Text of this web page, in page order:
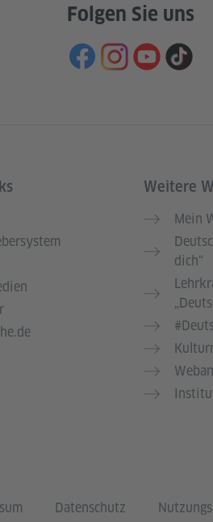
Folgen Sie uns
Weitere
Mein
dich“
Datenschutz